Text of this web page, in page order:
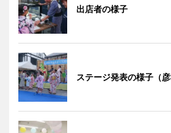
出店者の様子
ステージ発表の様子（彦